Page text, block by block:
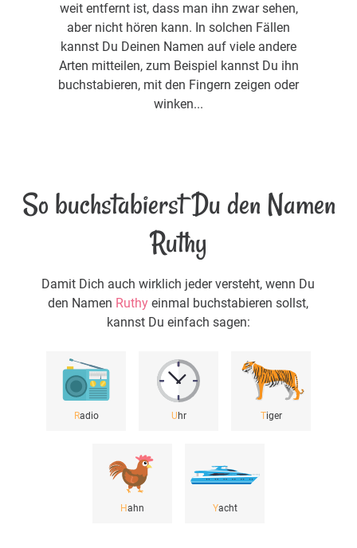
weit entfernt ist, dass man ihn zwar sehen,
aber nicht hören kann. In solchen Fällen
kannst Du Deinen Namen auf viele andere
Arten mitteilen, zum Beispiel kannst Du ihn
buchstabieren, mit den Fingern zeigen oder
winken...
So buchstabierst Du den Namen
Ruthy
Damit Dich auch wirklich jeder versteht, wenn Du
den Namen Ruthy einmal buchstabieren sollst,
kannst Du einfach sagen:
Radio Uhr Tiger
Hahn Yacht